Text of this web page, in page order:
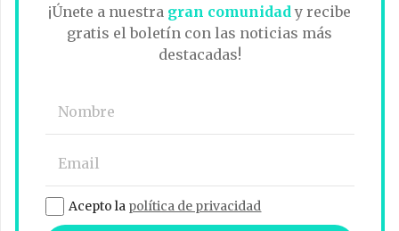
¡Únete a nuestra gran comunidady recibe
gratis el boletín con las noticias más
destacadas!
Acepto la política de privacidad